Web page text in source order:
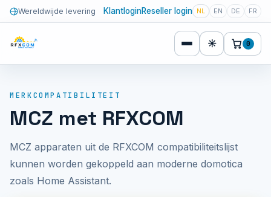
Wereldwijde levering KlantloginReseller login NL EN DE FR
☀ 0
MERKCOMPATIBILITEIT
MCZ met RFXCOM
MCZ apparaten uit de RFXCOM compatibiliteitslijst
kunnen worden gekoppeld aan moderne domotica
zoals Home Assistant.